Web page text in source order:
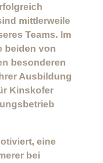
mittlerweile
Teams. Im
beiden von
besonderen
Ausbildung
Kinskofer
eine
bei